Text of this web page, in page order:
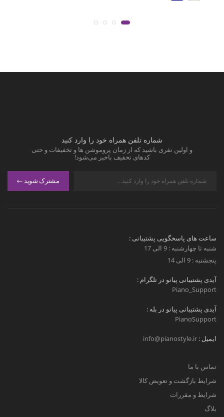
شماره تلفن همراه خود را وارد کنید
و اولین نفری باشید که از زمان پروموشن ها و تخفیفات و حتی
کدهای تخفیف باخبر می‌شود!
مشترک شوید
ساعت های پاسخگویی پشتیبانی :
شنبه تا چهارشنبه : 9 الی 17
پنجشنبه : 9 الی 14
آیدی پشتیبانی پیانو در تلگرام :
Piano_Support
آیدی پشتیبانی پیانو در بله :
PianoSupport
ایمیل : info@pianostyle.ir
تماس با ما
شرایط بازگشت و تعویض کالا
شرایط و مقررات
بلاگ